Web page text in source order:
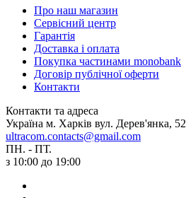
Про наш магазин
Сервісний центр
Гарантія
Доставка і оплата
Покупка частинами monobank
Договір публічної оферти
Контакти
Контакти та адреса
Україна м. Харків вул. Дерев'янка, 52
ultracom.contacts@gmail.com
ПН. - ПТ.
з 10:00 до 19:00